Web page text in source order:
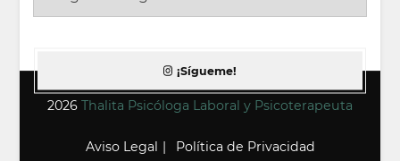
¡Sígueme!
2026 Thalita Psicóloga Laboral y Psicoterapeuta
Aviso Legal Política de Privacidad